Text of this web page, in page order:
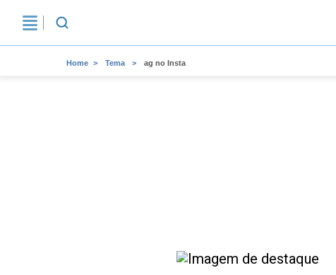
Home Tema ag no Insta